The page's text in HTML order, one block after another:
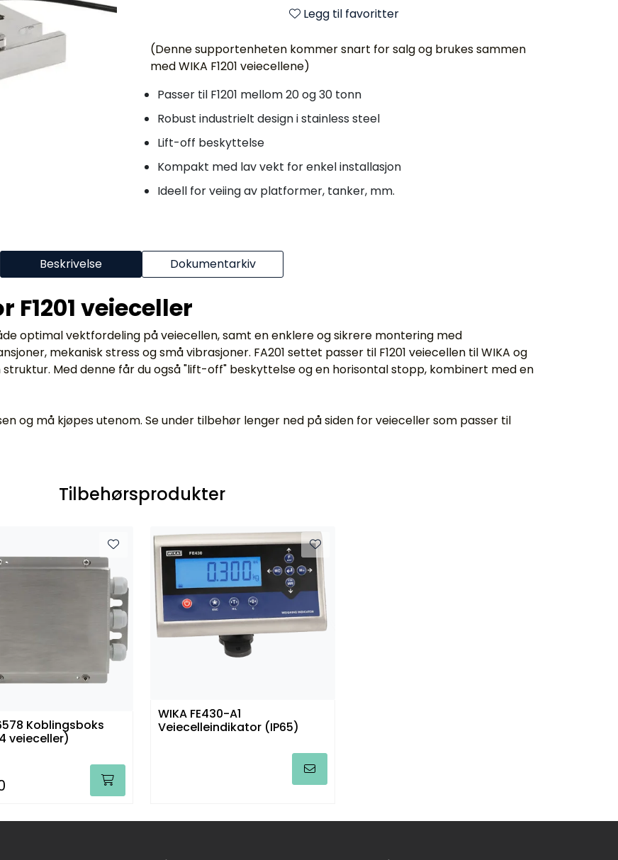
Legg til favoritter
(Denne supportenheten kommer snart for salg og brukes sammen
med WIKA F1201 veiecellene)
Passer til F1201 mellom 20 og 30 tonn
Robust industrielt design i stainless steel
Lift-off beskyttelse
Kompakt med lav vekt for enkel installasjon
Ideell for veiing av platformer, tanker, mm.
Beskrivelse Dokumentarkiv
veieceller
optimal vektfordeling på veiecellen, samt en enklere og sikrere montering med
mekanisk stress og små vibrasjoner. FA201 settet passer til F1201 veiecellen til WIKA og
Med denne får du også "lift-off" beskyttelse og en horisontal stopp, kombinert med en
og må kjøpes utenom. Se under tilbehør lenger ned på siden for veieceller som passer til
Tilbehørsprodukter
Koblingsboks
veieceller)
WIKA FE430-A1
Veiecelleindikator (IP65)